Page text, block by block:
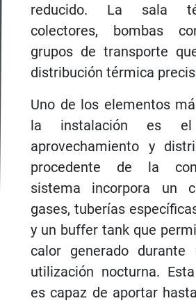
reducido. La sala
colectores, bombas
grupos de transporte
distribución térmica
Uno de los elementos
la instalación es
aprovechamiento y
procedente de la
sistema incorpora un
gases, tuberías
y un buffer tank que
calor generado
utilización nocturna.
es capaz de aportar